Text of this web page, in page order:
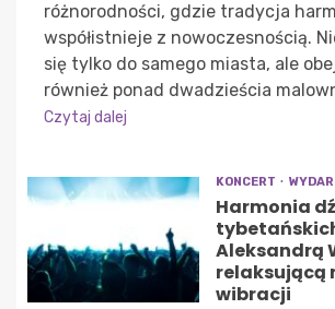
różnorodności, gdzie tradycja
współistnieje z nowoczesnością.
się tylko do samego miasta, ale
również ponad dwadzieścia
Czytaj dalej
KONCERT
Harmonia
Aleksandrą
relaksującą
wibracji